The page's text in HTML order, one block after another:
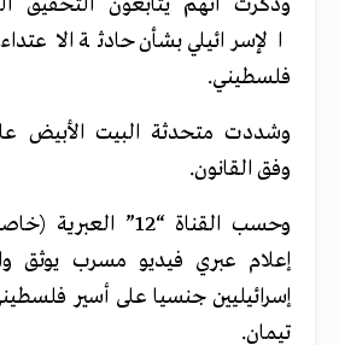
الإسرائيلي بشأن حادثة
فلسطيني.
وشددت متحدثة البيت الأبيض
وفق القانون.
وحسب القناة “12”
إعلام عبري فيديو مسرب يوثق
إسرائيليين جنسيا على أسير
تيمان.